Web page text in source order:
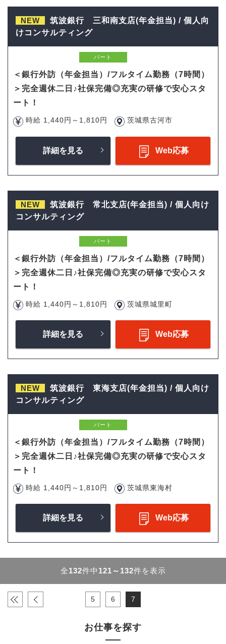
NEW
筑波銀行 三和南支店(年金担当) / 個人向
けコンサルティング
パート
＜銀行外訪（年金担当）/フルタイム勤務（7時間）
＞完全週休二日♪社保完備◎充実の研修で安心スタ
ート！
時給 1,440円～1,810円 茨城県古河市
詳細を見る Web応募
NEW
筑波銀行 常北支店(年金担当) / 個人向け
コンサルティング
パート
＜銀行外訪（年金担当）/フルタイム勤務（7時間）
＞完全週休二日♪社保完備◎充実の研修で安心スタ
ート！
時給 1,440円～1,810円 茨城県城里町
詳細を見る Web応募
NEW
筑波銀行 東海支店(年金担当) / 個人向け
コンサルティング
パート
＜銀行外訪（年金担当）/フルタイム勤務（7時間）
＞完全週休二日♪社保完備◎充実の研修で安心スタ
ート！
時給 1,440円～1,810円 茨城県東海村
詳細を見る Web応募
全132件中 121～132件を表示
« ‹ 5 6 7
お仕事を探す